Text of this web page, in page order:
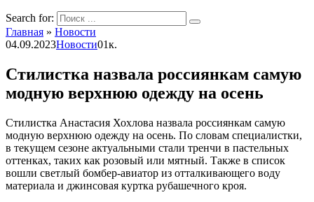
Search for:
Главная » Новости
04.09.2023Новости01к.
Стилистка назвала россиянкам самую
модную верхнюю одежду на осень
Стилистка Анастасия Хохлова назвала россиянкам самую
модную верхнюю одежду на осень. По словам специалистки,
в текущем сезоне актуальными стали тренчи в пастельных
оттенках, таких как розовый или мятный. Также в список
вошли светлый бомбер-авиатор из отталкивающего воду
материала и джинсовая куртка рубашечного кроя.